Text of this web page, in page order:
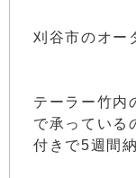
刈谷市のオー
テーラー竹内
で承っている
付きで5週間